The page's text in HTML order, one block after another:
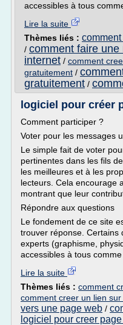
accessibles à tous
Lire la suite
Thèmes liés :
/ comment faire
internet / comment
gratuitement /
gratuitement /
logiciel pour créer
Comment participer ?
Voter pour les messages
Le simple fait de voter
pertinentes dans les fils
les meilleures et à les
lecteurs. Cela encourage
montrant que leur
Répondre aux questions
Le fondement de ce site
trouver réponse. Certains
experts (graphisme,
accessibles à tous
Lire la suite
Thèmes liés : comment
comment creer un lien
vers une page web /
logiciel pour creer